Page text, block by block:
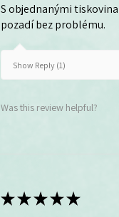
S objednanými
pozadí bez problému.
Show Reply (1)
Was this review helpful?
★★★★★